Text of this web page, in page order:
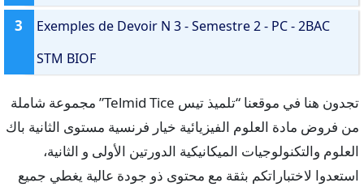
3
Exemples de Devoir N 3 - Semestre 2 - PC - 2BAC
STM BIOF
تجدون هنا في موقعنا “تلميذ تيس Telmid Tice” مجموعة شاملة
من فروض مادة العلوم الفيزيائية خيار فرنسية مستوى الثانية باك
العلوم والتكنولوجيات الميكانيكية الدورتين الأولى و الثانية،
استعدوا لاختباراتكم بثقة مع محتوى ذو جودة عالية يغطي جميع